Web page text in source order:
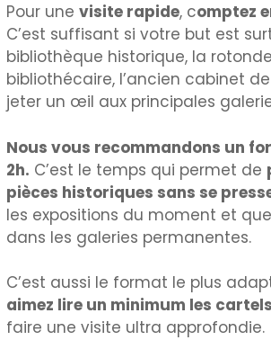
Pour unevisite rapide, comptez
C’est suffisant si votre but est
bibliothèque historique, la
bibliothécaire, l’ancien cabinet
jeter un œil aux principales
Nous vous recommandons un
2h. C’est le temps qui permet de
pièces historiques sans se
les expositions du moment et
dans les galeries permanentes.
C’est aussi le format le plus
aimez lire un minimum les
faire une visite ultra approfondie.